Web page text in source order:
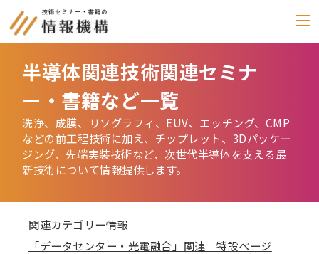
セミナー
書籍
通信教育
(テキスト郵送)
雑誌
「化学物質管理」
半導体関連技術関連セミナ
ー・書籍など一覧
洗浄、成膜、リソグラフィ、EUV、エッチング、CMP
などの前工程技術に加え、チップレット、3Dパッケー
ジング、先端実装技術など、次世代半導体を支える最
新技術について情報提供します。
関連カテゴリー情報
「データセンター・光電融合」関連 特設ページ